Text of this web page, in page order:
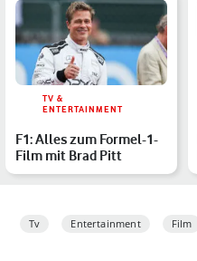
TV &
ENTERTAINMENT
F1: Alles zum Formel-1-
Film mit Brad Pitt
Tv Entertainment Film